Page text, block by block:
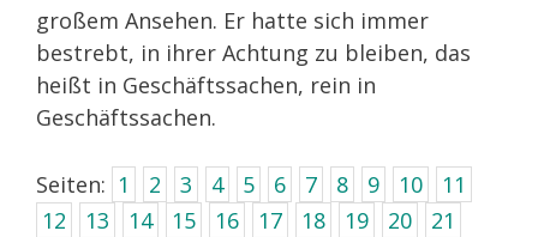
großem Ansehen. Er hatte sich immer
bestrebt, in ihrer Achtung zu bleiben, das
heißt in Geschäftssachen, rein in
Geschäftssachen.
Seiten: 1 2 3 4 5 6 7 8 9 10
11
12
13 14 15 16 17 18 19 20
21